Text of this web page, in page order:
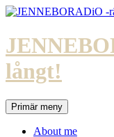
Hoppa
innehåll
långt!
SökPrimär meny
About me